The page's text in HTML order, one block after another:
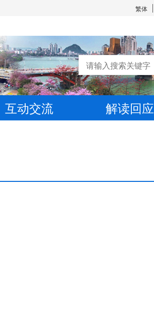
繁体
互动交流 解读回应